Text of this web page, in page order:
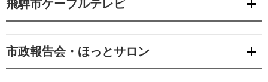
飛騨市ケーブルテレビ
市政報告会・ほっとサロン